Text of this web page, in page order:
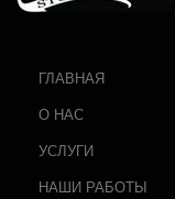
ГЛАВНАЯ
О НАС
УСЛУГИ
НАШИ РАБОТЫ